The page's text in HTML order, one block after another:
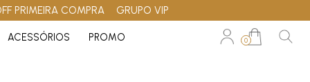
PRIMEIRA COMPRA GRUPO VIP
ACESSÓRIOS PROMO 0